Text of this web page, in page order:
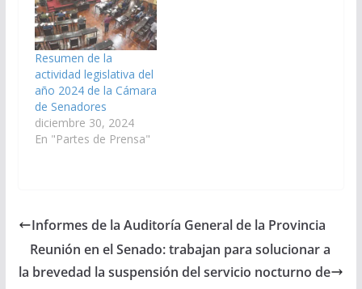
Resumen de la
actividad legislativa del
año 2024 de la Cámara
de Senadores
diciembre 30, 2024
En "Partes de Prensa"
Informes de la Auditoría General de la Provincia
Reunión en el Senado: trabajan para solucionar a
la brevedad la suspensión del servicio nocturno de